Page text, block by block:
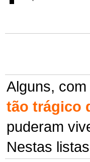
Alguns,
tão trágico
puderam
Nestas